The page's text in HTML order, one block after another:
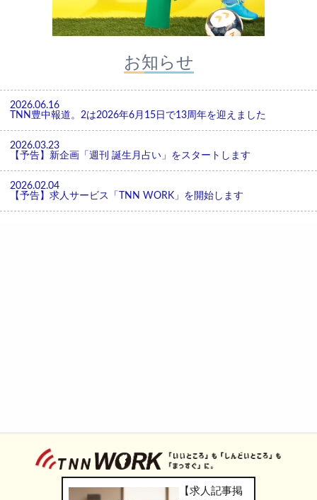
お知らせ
2026.06.16
TNN豊中報道。2は2026年6月15日で13周年を迎えました
2026.03.23
【予告】新企画「週刊 誕生月占い」をスタートします
2026.02.04
【予告】求人サービス「TNN WORK」を開始します
【求人記事掲